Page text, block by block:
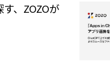
、ZOZOが